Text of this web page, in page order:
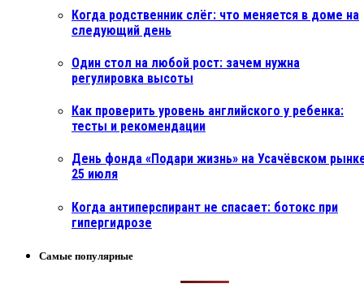
Когда родственник слёг: что меняется в доме на
следующий день
Один стол на любой рост: зачем нужна
регулировка высоты
Как проверить уровень английского у ребенка:
тесты и рекомендации
День фонда «Подари жизнь» на Усачёвском
25 июля
Когда антиперспирант не спасает: ботокс при
гипергидрозе
Самые популярные